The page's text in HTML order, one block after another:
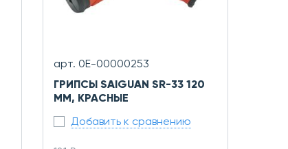
арт. 0Е-00000253
ГРИПСЫ SAIGUAN SR-33 120
ММ, КРАСНЫЕ
Добавить к сравнению